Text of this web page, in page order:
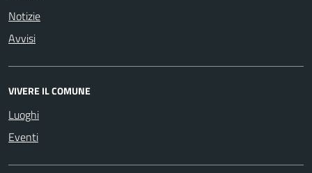
Notizie
Avvisi
VIVERE IL COMUNE
Luoghi
Eventi